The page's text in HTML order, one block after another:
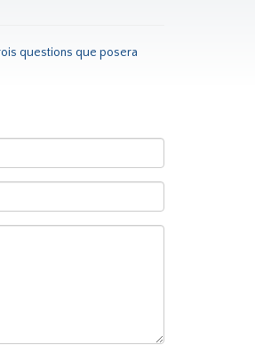
questions que posera